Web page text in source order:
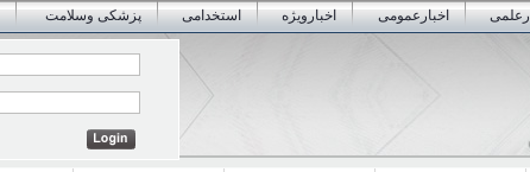
اخبارعمومی اخبارویژه استخدامی پزشکی وسلامت